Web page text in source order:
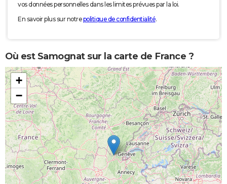
vos données personnelles dans les limites prévues par la loi.
En savoir plus sur notrepolitique de confidentialité.
Où est Samognat sur la carte de France ?
+
−